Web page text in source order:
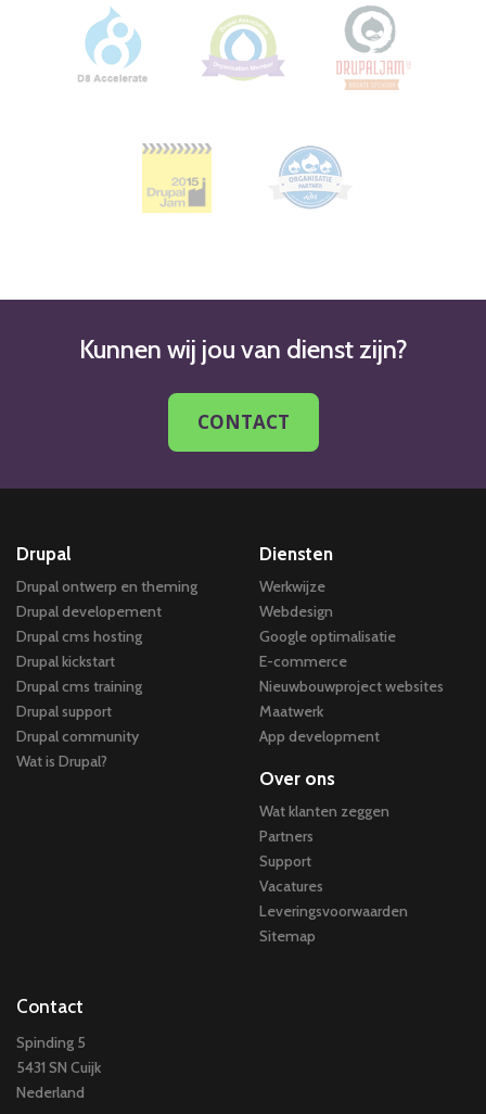
Kunnen wij jou van dienst zijn?
CONTACT
Drupal
Drupal ontwerp en theming
Drupal developement
Drupal cms hosting
Drupal kickstart
Drupal cms training
Drupal support
Drupal community
Wat is Drupal?
Diensten
Werkwijze
Webdesign
Google optimalisatie
E-commerce
Nieuwbouwproject websites
Maatwerk
App development
Over ons
Wat klanten zeggen
Partners
Support
Vacatures
Leveringsvoorwaarden
Sitemap
Contact
Spinding 5
5431 SN Cuijk
Nederland